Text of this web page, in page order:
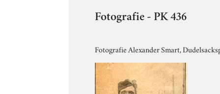
Fotografie - PK 436
Fotografie Alexander Smart,